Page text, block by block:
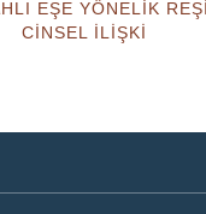
EŞE YÖNELİK
CİNSEL İLİŞKİ